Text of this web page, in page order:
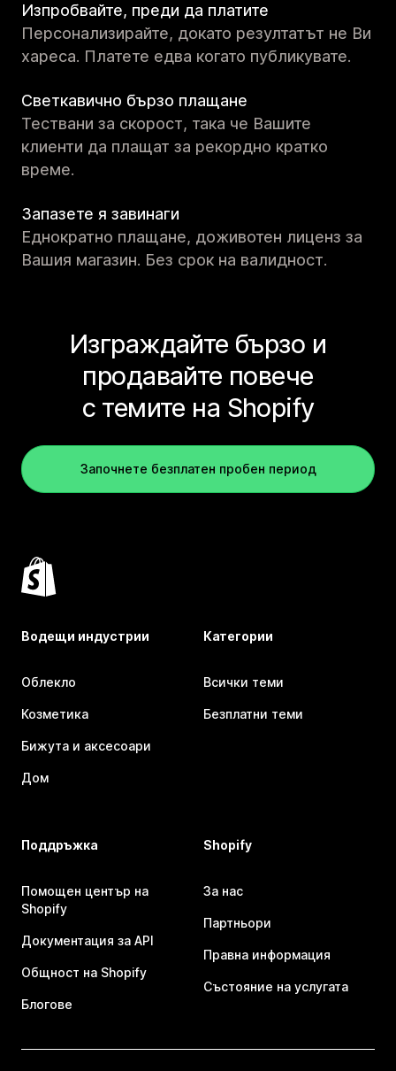
Изпробвайте, преди да платите
Персонализирайте, докато резултатът не Ви
хареса. Платете едва когато публикувате.
Светкавично бързо плащане
Тествани за скорост, така че Вашите
клиенти да плащат за рекордно кратко
време.
Запазете я завинаги
Еднократно плащане, доживотен лиценз за
Вашия магазин. Без срок на валидност.
Изграждайте бързо и
продавайте повече
с темите на Shopify
Започнете безплатен пробен период
Водещи индустрии
Облекло
Козметика
Бижута и аксесоари
Дом
Категории
Всички теми
Безплатни теми
Поддръжка
Помощен център на
Shopify
Документация за API
Общност на Shopify
Блогове
Shopify
За нас
Партньори
Правна информация
Състояние на услугата